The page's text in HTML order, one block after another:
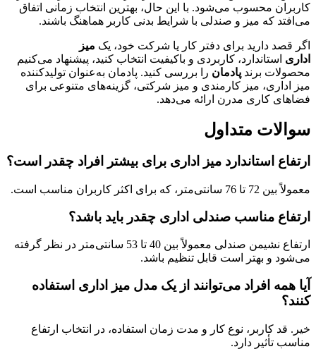
کاربران محسوب می‌شود. با این حال، بهترین انتخاب زمانی اتفاق
می‌افتد که میز و صندلی با شرایط بدنی کاربر هماهنگ باشند.
اگر قصد دارید برای دفتر کار یا شرکت خود، یک میز
اداری استاندارد، کاربردی و باکیفیت انتخاب کنید، پیشنهاد می‌کنیم
محصولات برند پادمان را بررسی کنید. پادمان به‌عنوان تولیدکننده
میز اداری، میز کارمندی و میز شرکتی، گزینه‌های متنوعی برای
فضاهای کاری مدرن ارائه می‌دهد.
سوالات متداول
ارتفاع استاندارد میز اداری برای بیشتر افراد چقدر است؟
معمولاً بین 72 تا 76 سانتی‌متر، که برای اکثر کاربران مناسب است.
ارتفاع مناسب صندلی اداری چقدر باید باشد؟
ارتفاع نشیمن صندلی معمولاً بین 40 تا 53 سانتی‌متر در نظر گرفته
می‌شود و بهتر است قابل تنظیم باشد.
آیا همه افراد می‌توانند از یک مدل میز اداری استفاده
کنند؟
خیر. قد کاربر، نوع کار و مدت زمان استفاده، در انتخاب ارتفاع
مناسب تأثیر دارد.